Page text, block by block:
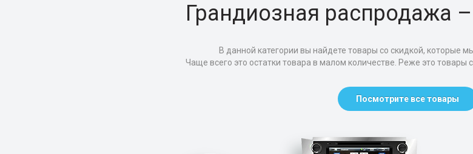
Грандиозная распродажа
В данной категории вы найдете товары со скидкой, которые
Чаще всего это остатки товара в малом количестве. Реже это товары
Посмотрите все товары